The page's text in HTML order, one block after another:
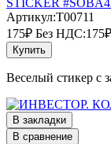
STICKER
Артикул:T00711
175₽ Без НДС:175₽
Купить
Веселый стикер с
В закладки
В сравнение